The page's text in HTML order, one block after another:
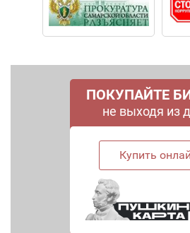
ПОКУПАЙТЕ
не выходя из
Купить